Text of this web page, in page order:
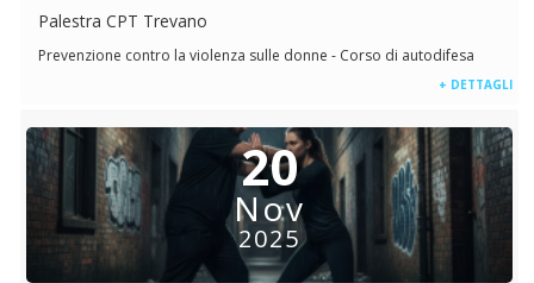
Palestra CPT Trevano
Prevenzione contro la violenza sulle donne - Corso di autodifesa
+ DETTAGLI
20
Nov
2025